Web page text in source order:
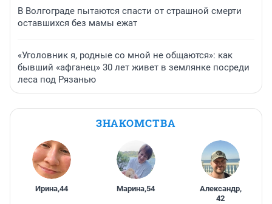
В Волгограде пытаются спасти от страшной смерти
оставшихся без мамы ежат
«Уголовник я, родные со мной не общаются»: как
бывший «афганец» 30 лет живет в землянке посреди
леса под Рязанью
ЗНАКОМСТВА
Ирина,44 Марина,54 Александр,
42